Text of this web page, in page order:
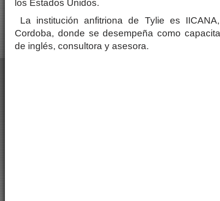
los Estados Unidos.
La institución anfitriona de Tylie es
Cordoba, donde se desempeña como
de inglés, consultora y asesora.